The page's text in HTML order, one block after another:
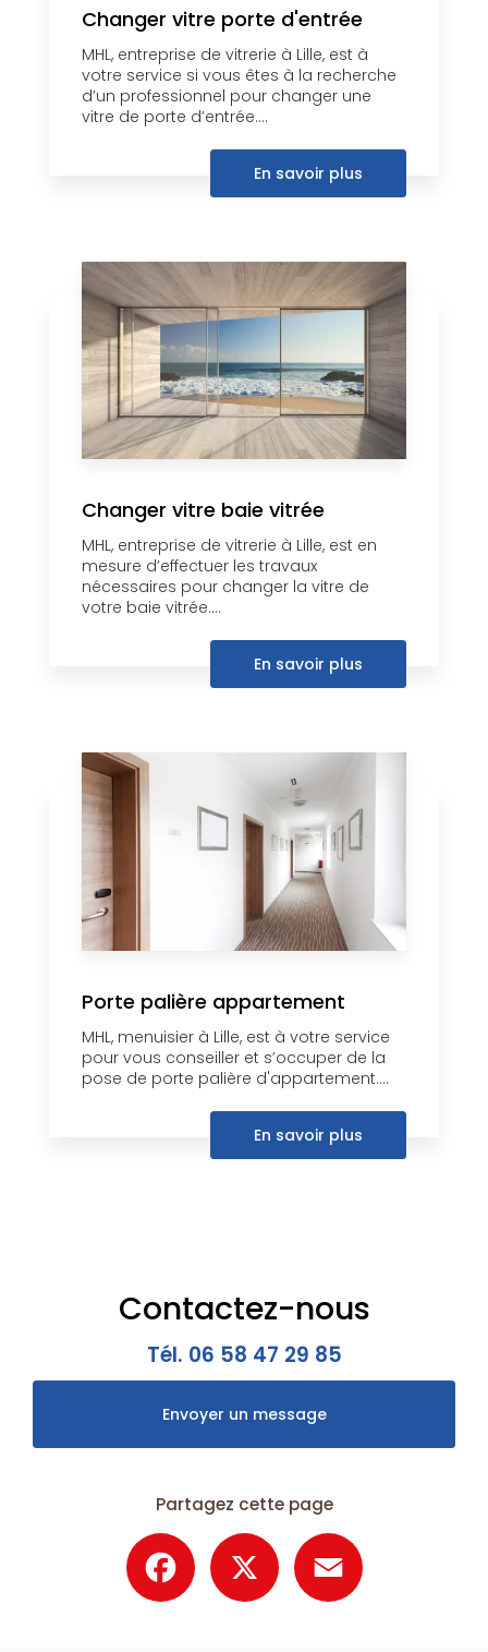
Changer vitre porte d'entrée
MHL, entreprise de vitrerie à Lille, est à
votre service si vous êtes à la recherche
d’un professionnel pour changer une
vitre de porte d’entrée....
En savoir plus
Changer vitre baie vitrée
MHL, entreprise de vitrerie à Lille, est en
mesure d’effectuer les travaux
nécessaires pour changer la vitre de
votre baie vitrée....
En savoir plus
Porte palière appartement
MHL, menuisier à Lille, est à votre service
pour vous conseiller et s’occuper de la
pose de porte palière d'appartement....
En savoir plus
Contactez-nous
Tél. 06 58 47 29 85
Envoyer un message
Partagez cette page
Facebook